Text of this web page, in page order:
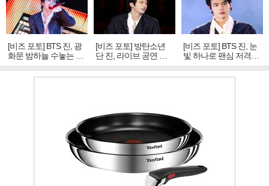
[비즈 포토] BTS 진, 광
화문 밤하늘 수놓는 '비
주얼 킹'의 열창
[비즈 포토] 방탄소년
단 진, 라이브 공연 중
빛나는 독보적 아우라
[비즈 포토] BTS 진, 눈
빛 하나로 팬심 저격…
독보적 카리스마